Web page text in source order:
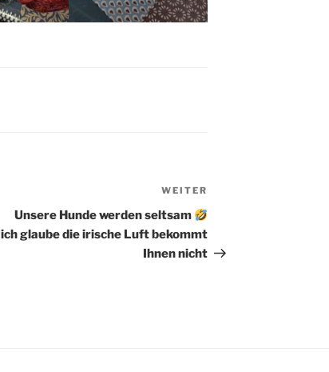
WEITER
Unsere Hunde werden seltsam
ich glaube die irische Luft bekommt
Ihnen nicht